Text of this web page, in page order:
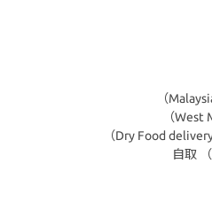
（
（West
（Dry Food
自取